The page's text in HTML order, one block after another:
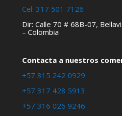
Cel: 317 501 7126
Dir: Calle 70 # 68B-07,
– Colombia
Contacta a nuestros
+57 315 242 0929
+57 317 428 5913
+57 316 026 9246